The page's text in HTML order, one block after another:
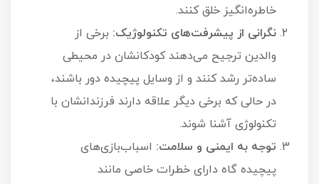
خاطره‌انگیز خلق کنند.
نگرانی از پیشرفت‌های تکنولوژیک: برخی از
والدین ترجیح می‌دهند کودکانشان در محیطی
ساده‌تر رشد کنند و از وسایل پیچیده دور باشند،
در حالی که برخی دیگر علاقه دارند فرزندانشان با
تکنولوژی آشنا شوند.
توجه به ایمنی و سلامت: اسباب‌بازی‌های
پیچیده گاه دارای خطرات خاصی مانند